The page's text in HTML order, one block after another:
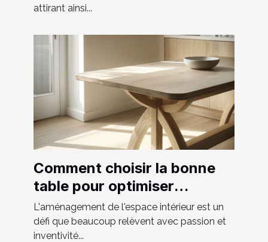
attirant ainsi...
Comment choisir la bonne
table pour optimiser
l'espace chez soi
L'aménagement de l'espace intérieur est un
défi que beaucoup relèvent avec passion et
inventivité...